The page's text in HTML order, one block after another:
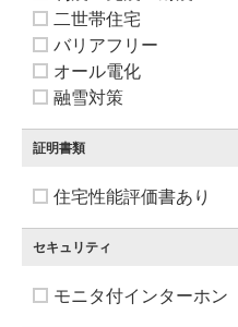
二世帯住宅
バリアフリー
オール電化
融雪対策
証明書類
住宅性能評価書あり
セキュリティ
モニタ付インターホン